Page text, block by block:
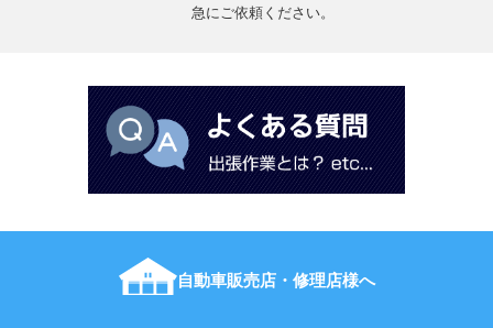
急にご依頼ください。
自動車販売店・修理店様へ